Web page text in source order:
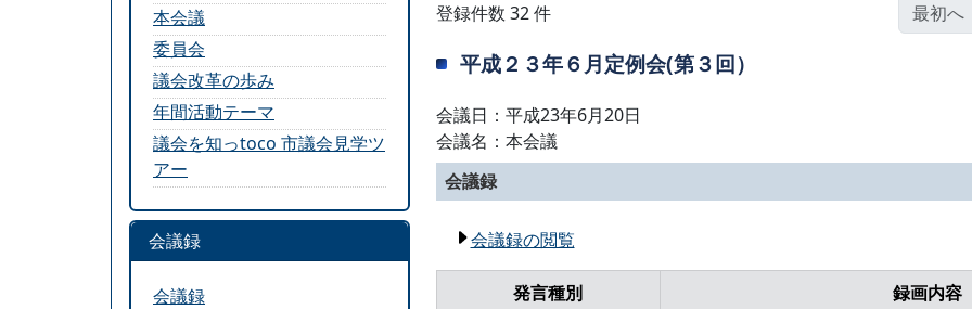
登録件数 32 件 最初へ
平成２３年６月定例会(第３回）
会議日：平成23年6月20日
会議名：本会議
会議録
会議録の閲覧
発言種別 録画内容
本会議
委員会
議会改革の歩み
年間活動テーマ
議会を知っtoco 市議会見学ツ
アー
会議録
会議録